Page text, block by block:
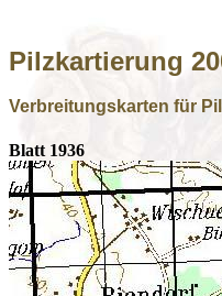
Pilzkartierung
Verbreitungskarten für
Blatt 1936